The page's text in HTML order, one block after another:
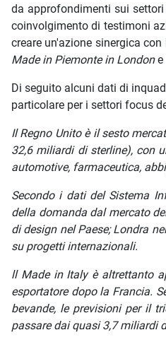
da approfondimenti sui settori
coinvolgimento di testimoni
creare un'azione sinergica
Made in Piemonte in Londone
Di seguito alcuni dati di
particolare per i settori focus
Il Regno Unito è il sesto
32,6 miliardi di sterline), con
automotive, farmaceutica,
Secondo i dati del Sistema
della domanda dal mercato
di design nel Paese; Londra
su progetti internazionali.
ll Made in Italy è altrettanto
esportatore dopo la Francia.
bevande, le previsioni per il
passare dai quasi 3,7 miliardi